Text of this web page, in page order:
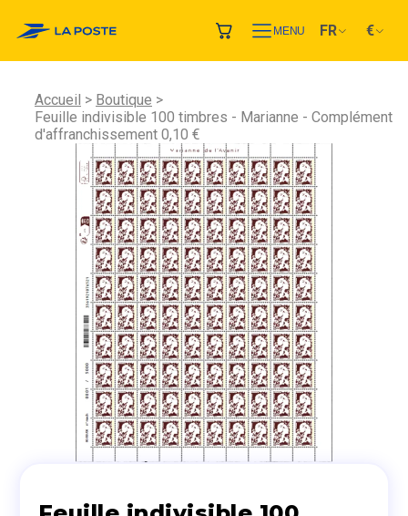
MENU FR €
Accueil
Boutique
Feuille indivisible 100 timbres - Marianne - Complément
d'affranchissement 0,10 €